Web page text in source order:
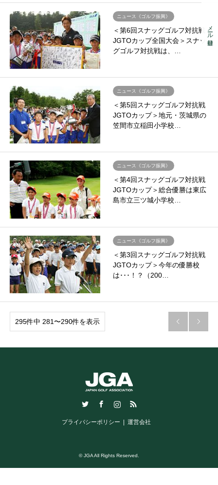
ニュース《ゴルフ振興》
＜第6回スナッグゴルフ対抗戦
JGTOカップ全国大会＞スナッ
グゴルフ対抗戦は、…
ニュース《ゴルフ振興》
＜第5回スナッグゴルフ対抗戦
JGTOカップ＞地元・茨城県の
笠間市立稲田小学校…
ニュース《ゴルフ振興》
＜第4回スナッグゴルフ対抗戦
JGTOカップ＞総合優勝は東広
島市立三ツ城小学校…
ニュース《ゴルフ振興》
＜第3回スナッグゴルフ対抗戦
JGTOカップ＞今年の優勝校
は･･･！？（200…
295件中 281〜290件を表示  
RSS
プライバシーポリシー 運営会社
© JGA All Rights Reserved.
メール登録